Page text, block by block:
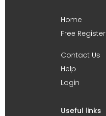
Home
Free Register
Contact Us
Help
Login
Useful links